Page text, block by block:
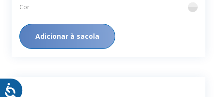
Cor
flint
Adicionar à sacola